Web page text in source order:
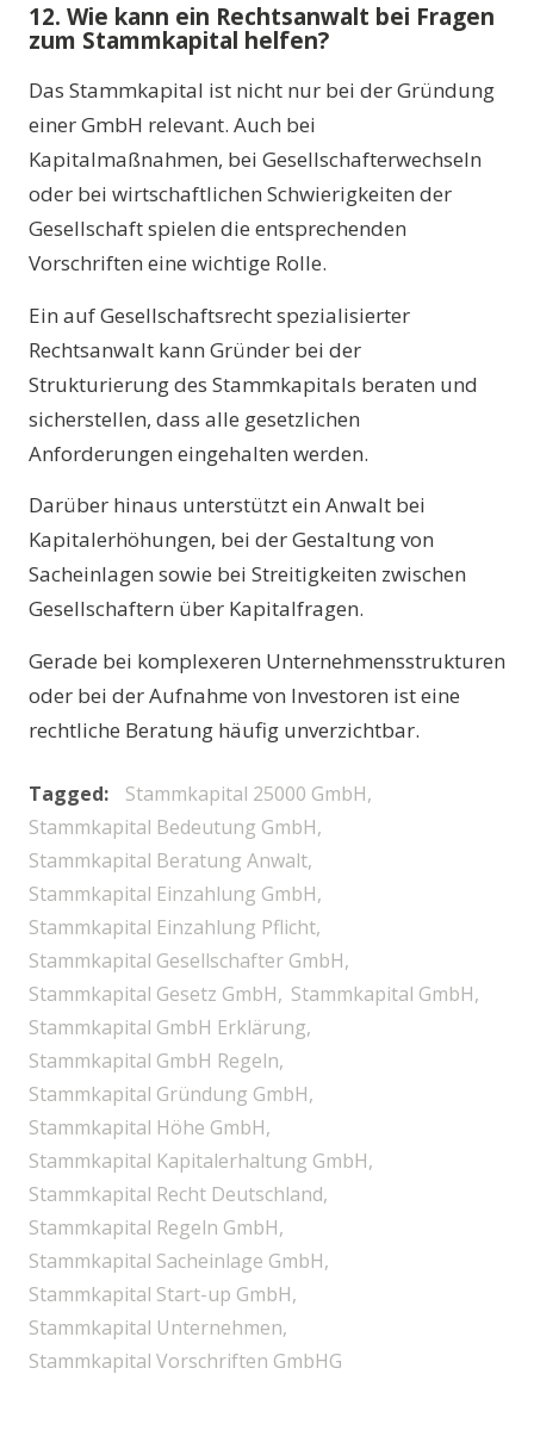
12. Wie kann ein Rechtsanwalt bei Fragen
zum Stammkapital helfen?
Das Stammkapital ist nicht nur bei der Gründung
einer GmbH relevant. Auch bei
Kapitalmaßnahmen, bei Gesellschafterwechseln
oder bei wirtschaftlichen Schwierigkeiten der
Gesellschaft spielen die entsprechenden
Vorschriften eine wichtige Rolle.
Ein auf Gesellschaftsrecht spezialisierter
Rechtsanwalt kann Gründer bei der
Strukturierung des Stammkapitals beraten und
sicherstellen, dass alle gesetzlichen
Anforderungen eingehalten werden.
Darüber hinaus unterstützt ein Anwalt bei
Kapitalerhöhungen, bei der Gestaltung von
Sacheinlagen sowie bei Streitigkeiten zwischen
Gesellschaftern über Kapitalfragen.
Gerade bei komplexeren Unternehmensstrukturen
oder bei der Aufnahme von Investoren ist eine
rechtliche Beratung häufig unverzichtbar.
Tagged
Stammkapital 25000 GmbH
Stammkapital Bedeutung GmbH
Stammkapital Beratung Anwalt
Stammkapital Einzahlung GmbH
Stammkapital Einzahlung Pflicht
Stammkapital Gesellschafter GmbH
Stammkapital Gesetz GmbH
Stammkapital GmbH
Stammkapital GmbH Erklärung
Stammkapital GmbH Regeln
Stammkapital Gründung GmbH
Stammkapital Höhe GmbH
Stammkapital Kapitalerhaltung GmbH
Stammkapital Recht Deutschland
Stammkapital Regeln GmbH
Stammkapital Sacheinlage GmbH
Stammkapital Start-up GmbH
Stammkapital Unternehmen
Stammkapital Vorschriften GmbHG